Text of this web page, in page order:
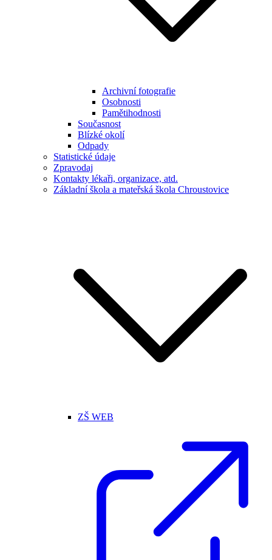
Archivní fotografie
Osobnosti
Pamětihodnosti
Současnost
Blízké okolí
Odpady
Statistické údaje
Zpravodaj
Kontakty lékaři, organizace, atd.
Základní škola a mateřská škola Chroustovice
ZŠ WEB